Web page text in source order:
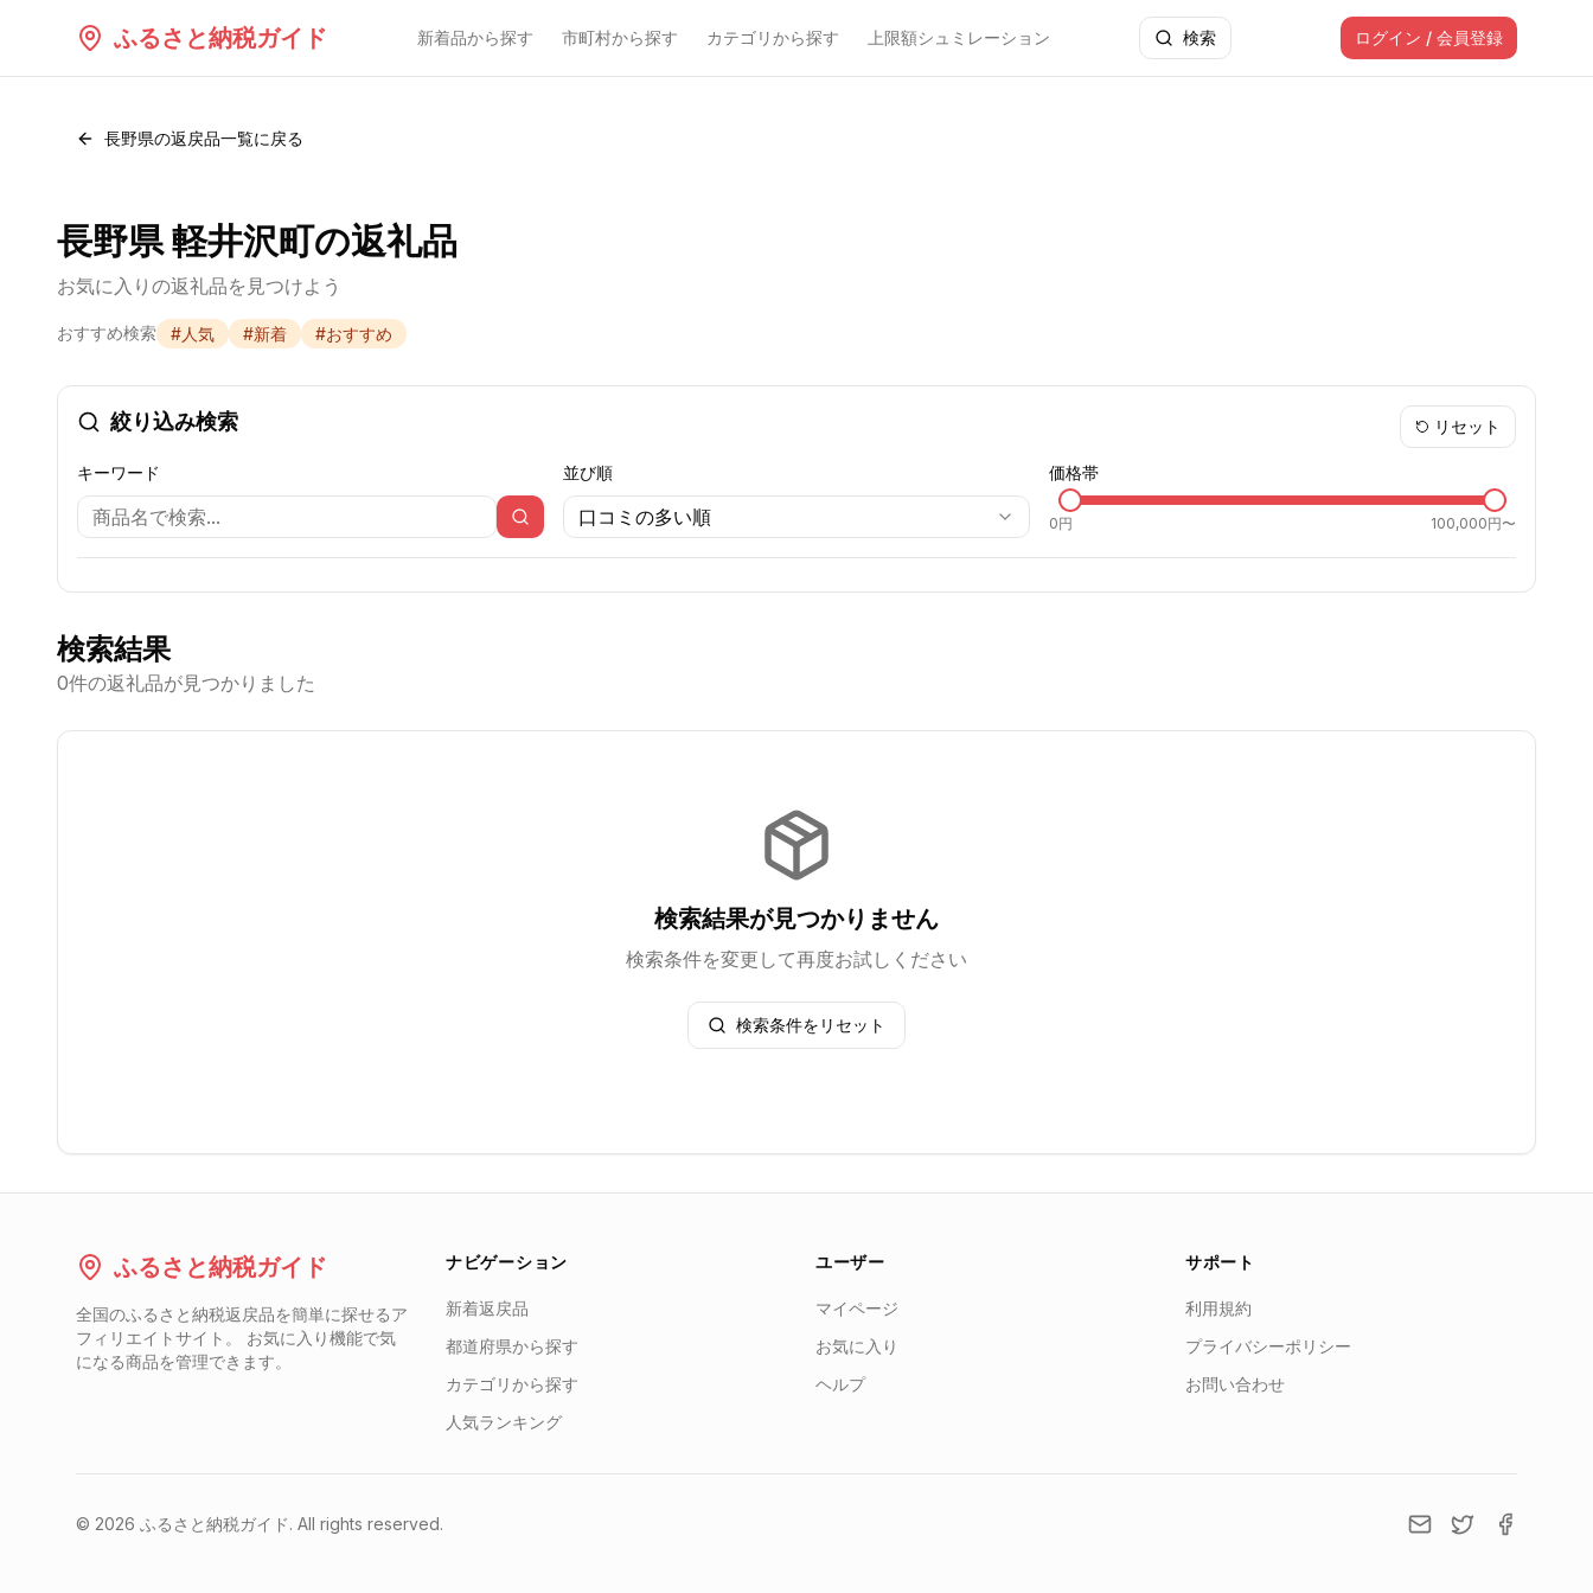
ふるさと納税ガイド 新着品から探す 市町村から探す カテゴリから探す 上限額シュミレーション 検索 ログイン / 会員登録
長野県の返戻品一覧に戻る
長野県 軽井沢町の返礼品
お気に入りの返礼品を見つけよう
おすすめ検索 #人気 #新着 #おすすめ
絞り込み検索
キーワード 並び順
口コミの多い順
価格帯
0円 100,000円〜
リセット
検索結果
0件の返礼品が見つかりました
検索結果が見つかりません
検索条件を変更して再度お試しください
検索条件をリセット
ふるさと納税ガイド
全国のふるさと納税返戻品を簡単に探せるア
フィリエイトサイト。 お気に入り機能で気
になる商品を管理できます。
ナビゲーション
新着返戻品
都道府県から探す
カテゴリから探す
人気ランキング
ユーザー
マイページ
お気に入り
ヘルプ
サポート
利用規約
プライバシーポリシー
お問い合わせ
© 2026 ふるさと納税ガイド. All rights reserved.